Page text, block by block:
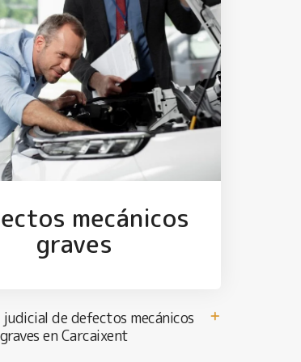
mecánicos
graves
de defectos mecánicos
graves en Carcaixent